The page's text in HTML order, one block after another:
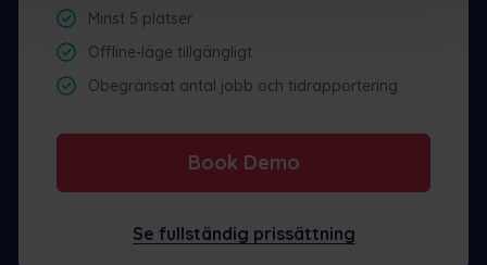
Minst 5 platser
Offline-läge tillgängligt
Obegränsat antal jobb och tidrapportering
Book Demo
Se fullständig prissättning